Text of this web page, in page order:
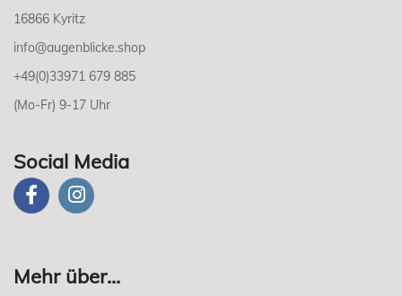
16866 Kyritz
info@augenblicke.shop
+49(0)33971 679 885
(Mo-Fr) 9-17 Uhr
Social Media
Mehr über...